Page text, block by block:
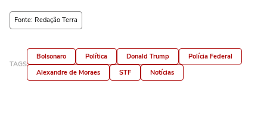
Fonte: Redação Terra
TAGS
Bolsonaro Política Donald Trump
Polícia Federal
Alexandre de Moraes
STF Notícias